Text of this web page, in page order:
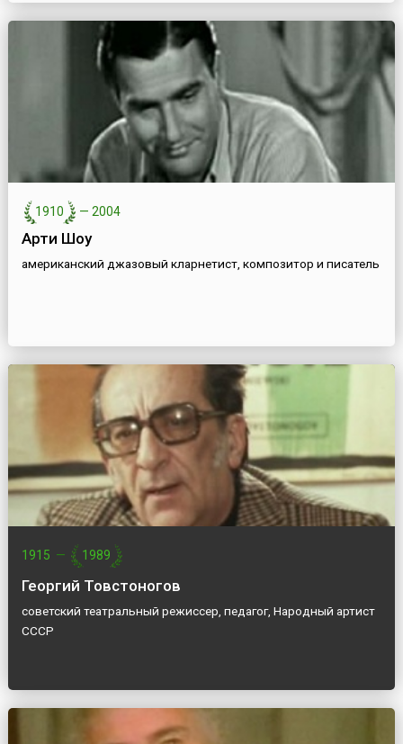
1910 — 2004
Арти Шоу
американский джазовый кларнетист, композитор и писатель
1915 — 1989
Георгий Товстоногов
советский театральный режиссер, педагог, Народный артист
СССР